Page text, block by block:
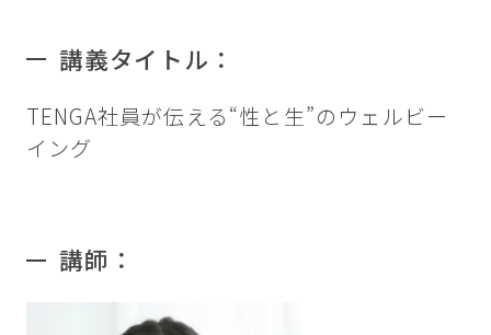
講義タイトル：
TENGA社員が伝える“性と生”のウェルビー
イング
講師：